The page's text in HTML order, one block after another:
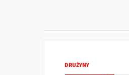
DRUŻYNY